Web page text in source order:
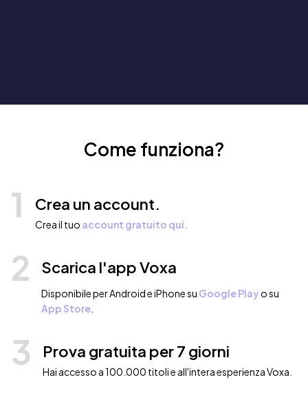
Come funziona?
1 Crea un account.
Crea il tuo account gratuito qui.
2 Scarica l'app Voxa
Disponibile per Android e iPhone su Google Playo su
App Store
3 Prova gratuita per 7 giorni
Hai accesso a 100.000 titoli e all'intera esperienza Voxa.